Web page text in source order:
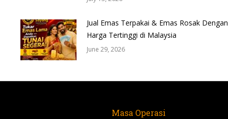
Jual Emas Terpakai & Emas Rosak Dengan
Harga Tertinggi di Malaysia
June 29, 2026
Masa Operasi